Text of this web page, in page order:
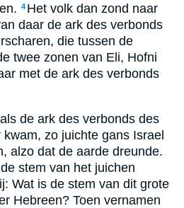
4 Het volk dan zond naar
daar de ark des verbonds
die tussen de
twee zonen van Eli, Hofni
met de ark des verbonds
de ark des verbonds des
zo juichte gans Israel
alzo dat de aarde dreunde.
stem van het juichen
Wat is de stem van dit grote
Hebreen? Toen vernamen